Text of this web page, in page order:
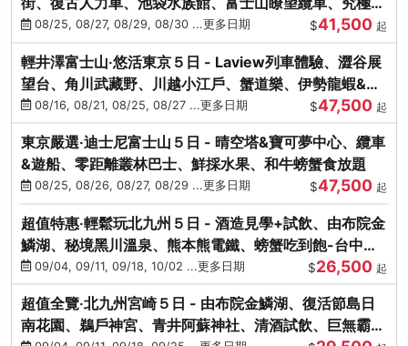
鮮食放題
08/25, 08/27, 08/29, 08/30 ...更多日期 $41,500 起
輕井澤富士山‧悠活東京５日 - Laview列車體驗、澀谷展
望台、角川武藏野、川越小江戶、蟹道樂、伊勢龍蝦&海
膽生魚片
08/16, 08/21, 08/25, 08/27 ...更多日期 $47,500 起
東京嚴選‧迪士尼富士山５日 - 晴空塔&寶可夢中心、纜車
&遊船、零距離叢林巴士、鮮採水果、和牛螃蟹食放題
08/25, 08/26, 08/27, 08/29 ...更多日期 $47,500 起
超值特惠‧輕鬆玩北九州５日 - 酒造見學+試飲、由布院金
鱗湖、秘境黑川溫泉、熊本熊電鐵、螃蟹吃到飽-台中出
發09/04, 09/11, 09/18, 10/02 ...更多日期 $26,500 起
超值全覽‧北九州宮崎５日 - 由布院金鱗湖、復活節島日
南花園、鵜戶神宮、青井阿蘇神社、清酒試飲、巨無霸熊